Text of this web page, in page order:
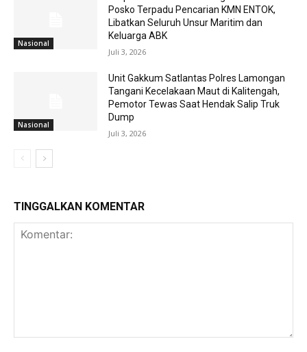
Nasional
Posko Terpadu Pencarian KMN ENTOK,
Libatkan Seluruh Unsur Maritim dan
Keluarga ABK
Juli 3, 2026
Nasional
Unit Gakkum Satlantas Polres Lamongan
Tangani Kecelakaan Maut di Kalitengah,
Pemotor Tewas Saat Hendak Salip Truk
Dump
Juli 3, 2026
TINGGALKAN KOMENTAR